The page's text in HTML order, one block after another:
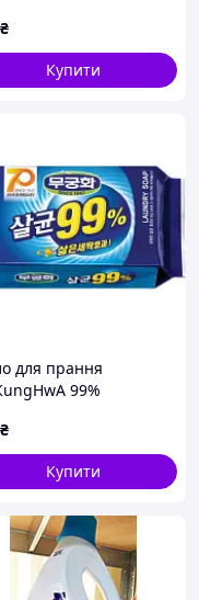
₴
Купити
для прання
99%
Антибактеріальне
(8801173400350)
₴
Купити